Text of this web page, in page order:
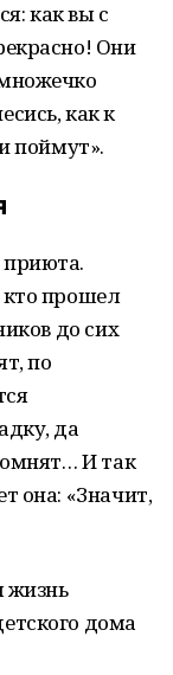
как вы с
Они
как к
поймут».
кто прошел
до сих
по
да
И так
она: «Значит,
жизнь
дома